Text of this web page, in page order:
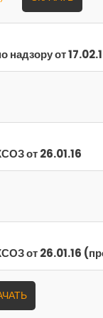
надзору от
от 26.01.16
от 26.01.16